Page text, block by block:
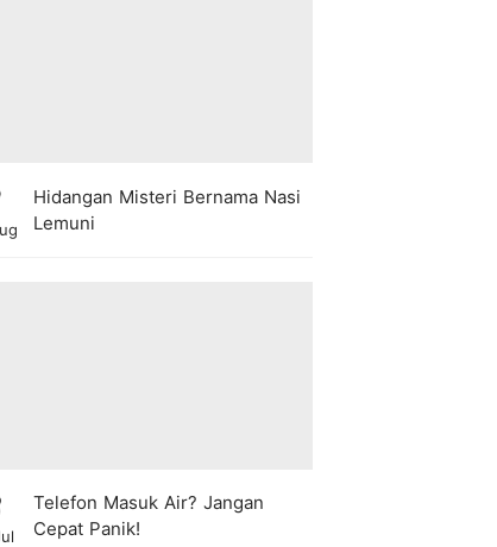
Hidangan Misteri Bernama Nasi
Lemuni
Telefon Masuk Air? Jangan
Cepat Panik!